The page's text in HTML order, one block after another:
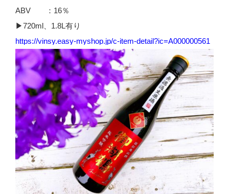
ABV ：16％
▶720ml、1.8L有り
https://vinsy.easy-myshop.jp/c-item-detail?ic=A000000561